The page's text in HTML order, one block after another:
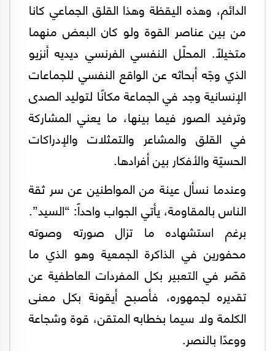
الدائم، وهذه اليقظة وهذا القلق الجماعي كانا
من بين عناصر القوة ولو كان البعض منهما
متخيلًا. المحلّل النفسي الفرنسي ديديه أنزيو
الذي وجّه أبحاثه عن الواقع النفسي للجماعات
الإنسانية وجد في الجماعة مكانًا لتوليد الصدى
وترفيد الصور فيما بينها، ما يعني المشاركة
في القلق والمشاعر والتمثلات والإدراكات
الحسيّة والأفكار بين أفرادها.
وعندما نسأل عينة من المواطنين عن سر ثقة
الناس بالمقاومة، يأتي الجواب واحداً: “السيد”.
برغم استشهاده ما تزال صورته وصوته
محفورين في الذاكرة الجمعية وهو الذي ما
قصّر في التعبير بكل المفردات العاطفية عن
تقديره لجمهوره، فأصبح أيقونة بكل معنى
الكلمة ولا سيما بخطابه المتقن، قوة وشجاعة
ووعدًا بالنصر.